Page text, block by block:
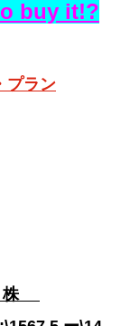
buy it!?
プラン
株